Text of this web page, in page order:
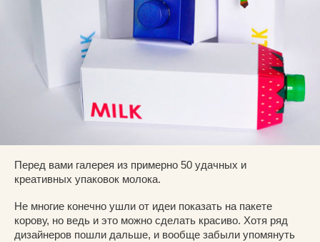
Перед вами галерея из примерно 50 удачных и
креативных упаковок молока.
Не многие конечно ушли от идеи показать на пакете
корову, но ведь и это можно сделать красиво. Хотя ряд
дизайнеров пошли дальше, и вообще забыли упомянуть